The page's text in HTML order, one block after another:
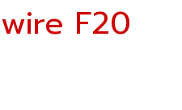
F20